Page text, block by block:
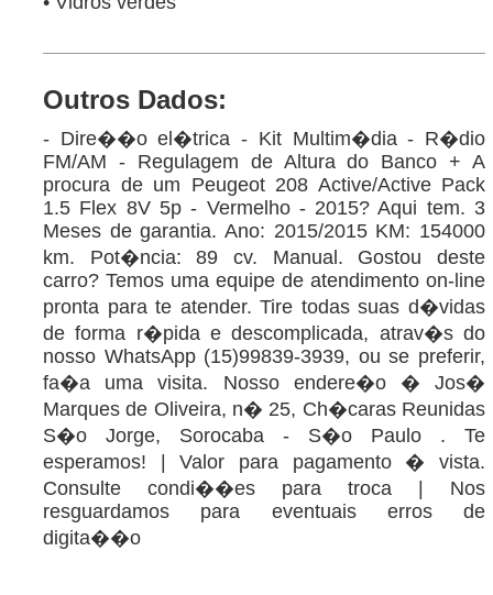
Outros Dados:
- Dire��o el�trica - Kit Multim�dia - R�dio
FM/AM - Regulagem de Altura do Banco + A
procura de um Peugeot 208 Active/Active Pack
1.5 Flex 8V 5p - Vermelho - 2015? Aqui tem. 3
Meses de garantia. Ano: 2015/2015 KM: 154000
km. Pot�ncia: 89 cv. Manual. Gostou deste
carro? Temos uma equipe de atendimento on-line
pronta para te atender. Tire todas suas d�vidas
de forma r�pida e descomplicada, atrav�s do
nosso WhatsApp (15)99839-3939, ou se preferir,
fa�a uma visita. Nosso endere�o � Jos�
Marques de Oliveira, n� 25, Ch�caras Reunidas
S�o Jorge, Sorocaba - S�o Paulo . Te
esperamos! | Valor para pagamento � vista.
Consulte condi��es para troca | Nos
resguardamos para eventuais erros de
digita��o